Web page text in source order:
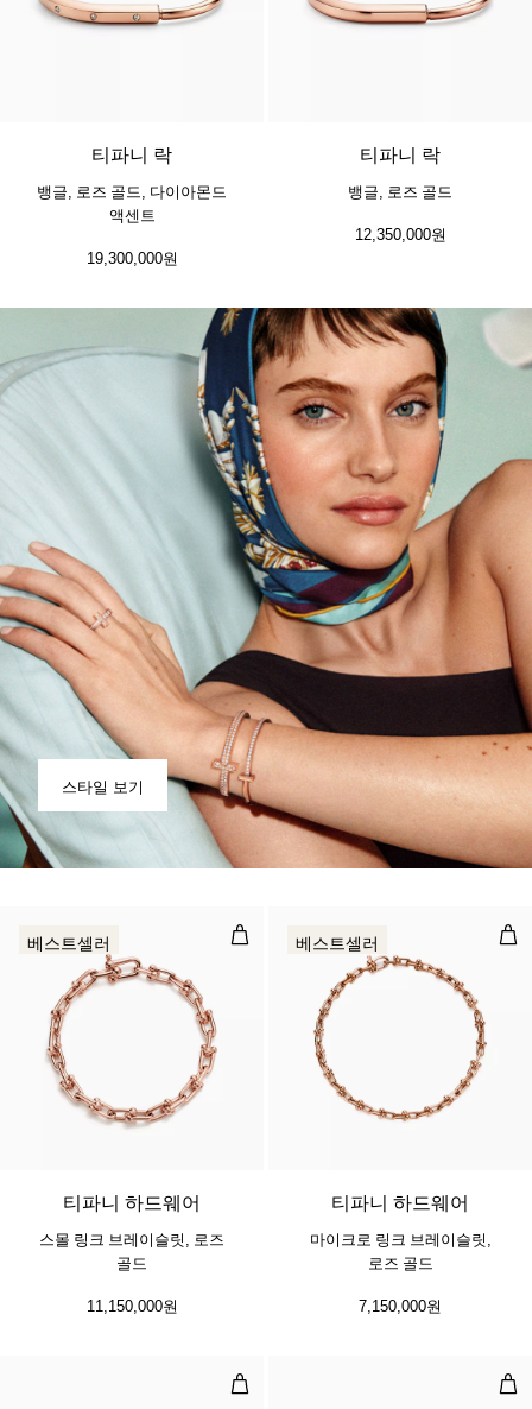
티파니 락
뱅글, 로즈 골드, 다이아몬드
액센트
19,300,000원
티파니 락
뱅글, 로즈 골드
12,350,000원
스타일 보기
스몰 링크 브레이슬릿, 로즈 골드
베스트셀러
티파니 하드웨어
스몰 링크 브레이슬릿, 로즈
골드
11,150,000원
마
베스트셀러
티파니 하드웨어
마이크로 링크 브레이슬릿,
로즈 골드
7,150,000원
더블 로우 힌지드 뱅글,옐로우 골드
와